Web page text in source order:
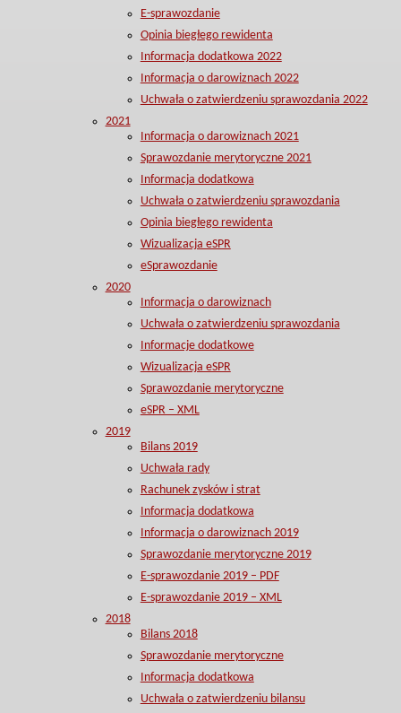
E-sprawozdanie
Opinia biegłego rewidenta
Informacja dodatkowa 2022
Informacja o darowiznach 2022
Uchwała o zatwierdzeniu sprawozdania 2022
2021
Informacja o darowiznach 2021
Sprawozdanie merytoryczne 2021
Informacja dodatkowa
Uchwała o zatwierdzeniu sprawozdania
Opinia biegłego rewidenta
Wizualizacja eSPR
eSprawozdanie
2020
Informacja o darowiznach
Uchwała o zatwierdzeniu sprawozdania
Informacje dodatkowe
Wizualizacja eSPR
Sprawozdanie merytoryczne
eSPR – XML
2019
Bilans 2019
Uchwała rady
Rachunek zysków i strat
Informacja dodatkowa
Informacja o darowiznach 2019
Sprawozdanie merytoryczne 2019
E-sprawozdanie 2019 – PDF
E-sprawozdanie 2019 – XML
2018
Bilans 2018
Sprawozdanie merytoryczne
Informacja dodatkowa
Uchwała o zatwierdzeniu bilansu